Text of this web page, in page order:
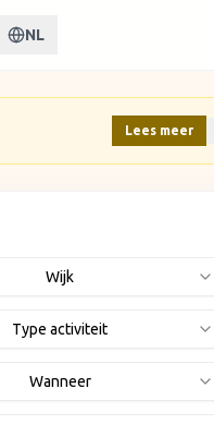
NL
Lees meer
Wijk
Type activiteit
Wanneer